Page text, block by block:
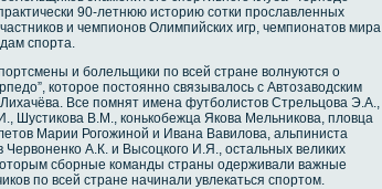
90-летнюю историю сотки прославленных
и чемпионов Олимпийских игр, чемпионатов мира
спорта.
и болельщики по всей стране волнуются о
которое постоянно связывалось с Автозаводским
Все помнят имена футболистов Стрельцова Э.А.,
Шустикова В.М., конькобежца Якова Мельникова, пловца
Марии Рогожиной и Ивана Вавилова, альпиниста
Червоненко А.К. и Высоцкого И.Я., остальных великих
сборные команды страны одерживали важные
по всей стране начинали увлекаться спортом.